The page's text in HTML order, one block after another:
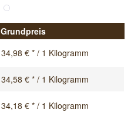
Grundpreis
34,98 € * / 1 Kilogramm
34,58 € * / 1 Kilogramm
34,18 € * / 1 Kilogramm